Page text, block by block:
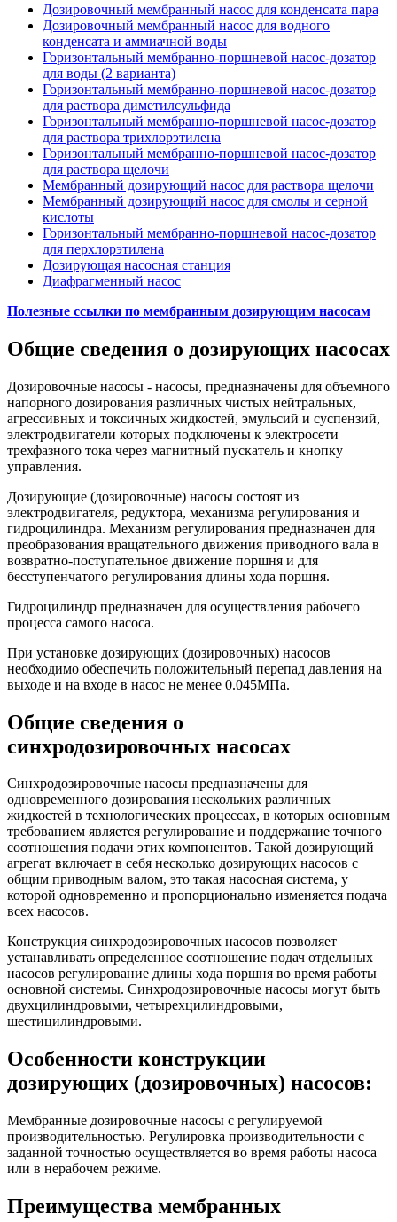
Дозировочный мембранный насос для конденсата пара
Дозировочный мембранный насос для водного
конденсата и аммиачной воды
Горизонтальный мембранно-поршневой насос-дозатор
для воды (2 варианта)
Горизонтальный мембранно-поршневой насос-дозатор
для раствора диметилсульфида
Горизонтальный мембранно-поршневой насос-дозатор
для раствора трихлорэтилена
Горизонтальный мембранно-поршневой насос-дозатор
для раствора щелочи
Мембранный дозирующий насос для раствора щелочи
Мембранный дозирующий насос для смолы и серной
кислоты
Горизонтальный мембранно-поршневой насос-дозатор
для перхлорэтилена
Дозирующая насосная станция
Диафрагменный насос
Полезные ссылки по мембранным дозирующим насосам
Общие сведения о дозирующих насосах
Дозировочные насосы - насосы, предназначены для объемного
напорного дозирования различных чистых нейтральных,
агрессивных и токсичных жидкостей, эмульсий и суспензий,
электродвигатели которых подключены к электросети
трехфазного тока через магнитный пускатель и кнопку
управления.
Дозирующие (дозировочные) насосы состоят из
электродвигателя, редуктора, механизма регулирования и
гидроцилиндра. Механизм регулирования предназначен для
преобразования вращательного движения приводного вала в
возвратно-поступательное движение поршня и для
бесступенчатого регулирования длины хода поршня.
Гидроцилиндр предназначен для осуществления рабочего
процесса самого насоса.
При установке дозирующих (дозировочных) насосов
необходимо обеспечить положительный перепад давления на
выходе и на входе в насос не менее 0.045МПа.
Общие сведения о
синхродозировочных насосах
Синхродозировочные насосы предназначены для
одновременного дозирования нескольких различных
жидкостей в технологических процессах, в которых основным
требованием является регулирование и поддержание точного
соотношения подачи этих компонентов. Такой дозирующий
агрегат включает в себя несколько дозирующих насосов с
общим приводным валом, это такая насосная система, у
которой одновременно и пропорционально изменяется подача
всех насосов.
Конструкция синхродозировочных насосов позволяет
устанавливать определенное соотношение подач отдельных
насосов регулирование длины хода поршня во время работы
основной системы. Синхродозировочные насосы могут быть
двухцилиндровыми, четырехцилиндровыми,
шестицилиндровыми.
Особенности конструкции
дозирующих (дозировочных) насосов:
Мембранные дозировочные насосы с регулируемой
производительностью. Регулировка производительности с
заданной точностью осуществляется во время работы насоса
или в нерабочем режиме.
Преимущества мембранных